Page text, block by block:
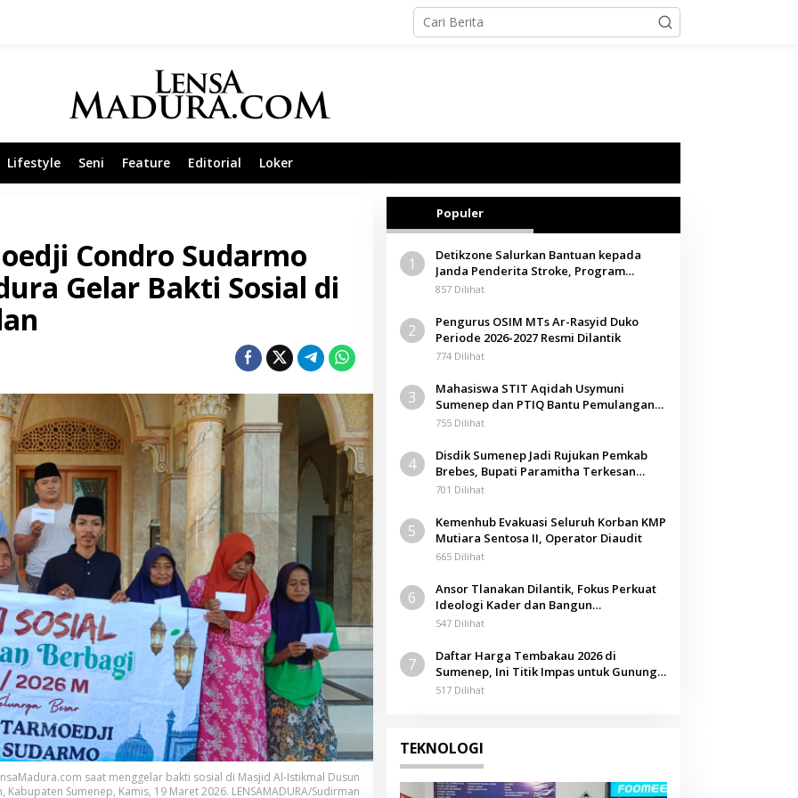
Lifestyle Seni Feature Editorial Loker
Condro Sudarmo
Gelar Bakti Sosial di
saat menggelar bakti sosial di Masjid Al-Istikmal Dusun
Sumenep, Kamis, 19 Maret 2026. LENSAMADURA/Sudirman
Populer
1
Detikzone Salurkan Bantuan kepada
Janda Penderita Stroke, Program
Berbagi Masuki Hari ke-61
857 Dilihat
2
Pengurus OSIM MTs Ar-Rasyid Duko
Periode 2026-2027 Resmi Dilantik
774 Dilihat
3
Mahasiswa STIT Aqidah Usymuni
Sumenep dan PTIQ Bantu Pemulangan
Jenazah WNI Asal Aceh di Malaysia
755 Dilihat
4
Disdik Sumenep Jadi Rujukan Pemkab
Brebes, Bupati Paramitha Terkesan
Pendidikan Berbasis Budaya
701 Dilihat
5
Kemenhub Evakuasi Seluruh Korban KMP
Mutiara Sentosa II, Operator Diaudit
665 Dilihat
6
Ansor Tlanakan Dilantik, Fokus Perkuat
Ideologi Kader dan Bangun
Kemandirian Ekonomi
547 Dilihat
7
Daftar Harga Tembakau 2026 di
Sumenep, Ini Titik Impas untuk Gunung,
Tegal, dan Sawah
517 Dilihat
TEKNOLOGI